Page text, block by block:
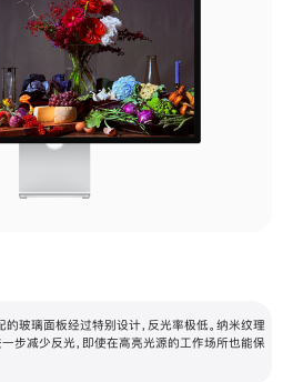
的玻璃面板经过特别设计，反光率极低。纳米纹理
步减少反光，即使在高亮光源的工作场所也能保